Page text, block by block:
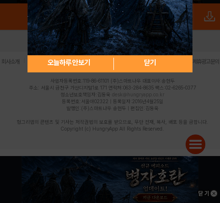
오늘하루 안보기 닫기
로그인 PC버전 전체앱
회사소개 | 개인정보 처리방침 불법촬영물 신고센터 제휴광고문의
사업자등록번호:119-86-61101 (주)스마트나우 대표이사:송현두
주소: 서울시 금천구 가산디지털1로 171 연락처:063-284-8635 팩스:02-6265-0377
청소년보호책임자:김동욱 desk@hungryapp.co.kr
등록번호:서울아02322 | 등록일자:2016년4월25일
발행인:(주)스마트나우 송현두 | 편집인:김동욱
헝그리앱의 콘텐츠 및 기사는 저작권법의 보호를 받으므로, 무단 전재, 복사, 배포 등을 금합니다.
Copyright (c) HungryApp All Rights Reserved.